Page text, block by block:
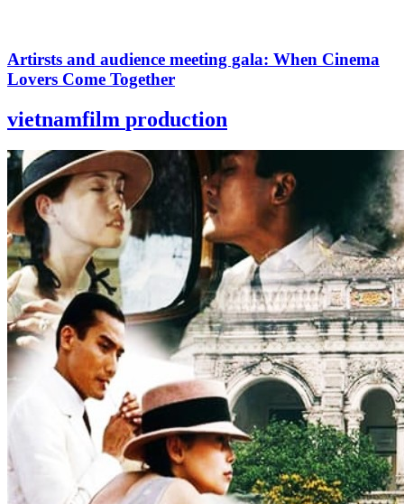
Artirsts and audience meeting gala: When Cinema
Lovers Come Together
vietnamfilm production